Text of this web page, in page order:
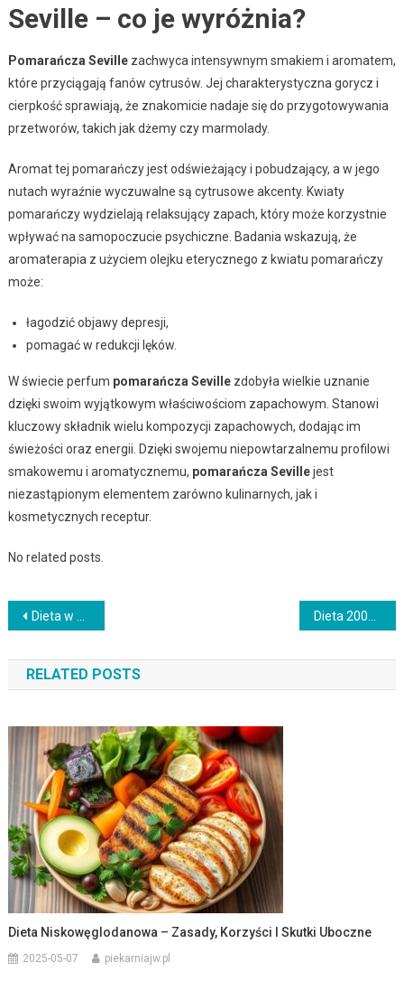
Seville – co je wyróżnia?
Pomarańcza Sevillezachwyca intensywnym smakiem i aromatem,
które przyciągają fanów cytrusów. Jej charakterystyczna gorycz i
cierpkość sprawiają, że znakomicie nadaje się do przygotowywania
przetworów, takich jak dżemy czy marmolady.
Aromat tej pomarańczy jest odświeżający i pobudzający, a w jego
nutach wyraźnie wyczuwalne są cytrusowe akcenty. Kwiaty
pomarańczy wydzielają relaksujący zapach, który może korzystnie
wpływać na samopoczucie psychiczne. Badania wskazują, że
aromaterapia z użyciem olejku eterycznego z kwiatu pomarańczy
może:
łagodzić objawy depresji,
pomagać w redukcji lęków.
W świecie perfum pomarańcza Sevillezdobyła wielkie uznanie
dzięki swoim wyjątkowym właściwościom zapachowym. Stanowi
kluczowy składnik wielu kompozycji zapachowych, dodając im
świeżości oraz energii. Dzięki swojemu niepowtarzalnemu profilowi
smakowemu i aromatycznemu, pomarańcza Sevillejest
niezastąpionym elementem zarówno kulinarnych, jak i
kosmetycznych receptur.
No related posts.
Nawigacja
wpisu
Dieta w proszku – jak działa, korzyści i wybór najlepszej opcji?
RELATED POSTS
Dieta Niskowęglodanowa – Zasady, Korzyści I Skutki Uboczne
2025-05-07 piekarniajw.pl